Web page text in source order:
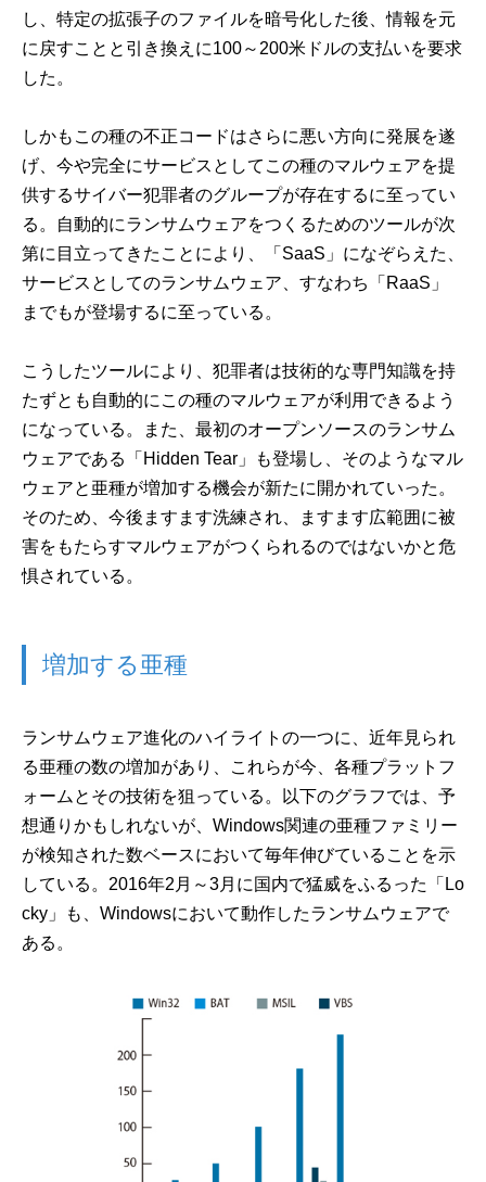
し、特定の拡張子のファイルを暗号化した後、情報を元
に戻すことと引き換えに100～200米ドルの支払いを要求
した。
しかもこの種の不正コードはさらに悪い方向に発展を遂
げ、今や完全にサービスとしてこの種のマルウェアを提
供するサイバー犯罪者のグループが存在するに至ってい
る。自動的にランサムウェアをつくるためのツールが次
第に目立ってきたことにより、「SaaS」になぞらえた、
サービスとしてのランサムウェア、すなわち「RaaS」
までもが登場するに至っている。
こうしたツールにより、犯罪者は技術的な専門知識を持
たずとも自動的にこの種のマルウェアが利用できるよう
になっている。また、最初のオープンソースのランサム
ウェアである「Hidden Tear」も登場し、そのようなマル
ウェアと亜種が増加する機会が新たに開かれていった。
そのため、今後ますます洗練され、ますます広範囲に被
害をもたらすマルウェアがつくられるのではないかと危
惧されている。
増加する亜種
ランサムウェア進化のハイライトの一つに、近年見られ
る亜種の数の増加があり、これらが今、各種プラットフ
ォームとその技術を狙っている。以下のグラフでは、予
想通りかもしれないが、Windows関連の亜種ファミリー
が検知された数ベースにおいて毎年伸びていることを示
している。2016年2月～3月に国内で猛威をふるった「Lo
cky」も、Windowsにおいて動作したランサムウェアで
ある。